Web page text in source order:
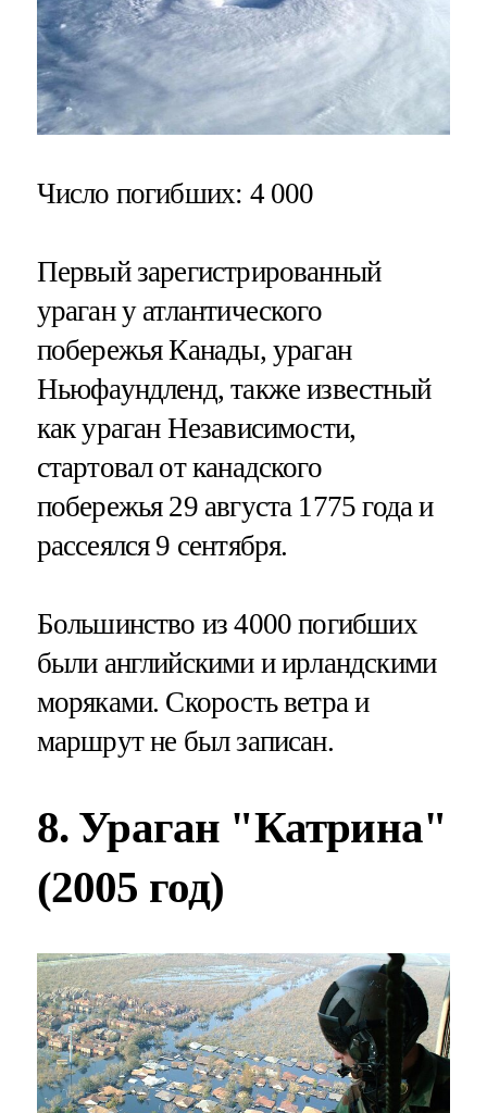
Число погибших: 4 000
Первый зарегистрированный
ураган у атлантического
побережья Канады, ураган
Ньюфаундленд, также известный
как ураган Независимости,
стартовал от канадского
побережья 29 августа 1775 года и
рассеялся 9 сентября.
Большинство из 4000 погибших
были английскими и ирландскими
моряками. Скорость ветра и
маршрут не был записан.
8. Ураган "Катрина"
(2005 год)